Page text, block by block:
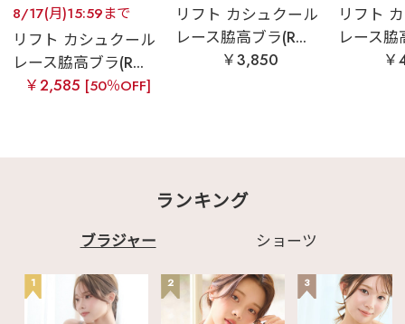
8/17(月)15:59まで
リフト カシュクール
レース脇高ブラ(R...
￥2,585 [50％OFF]
リフト カシュクール
レース脇高ブラ(R...
￥3,850
リフト
レース脇
ランキング
ブラジャー ショーツ
1 2 3